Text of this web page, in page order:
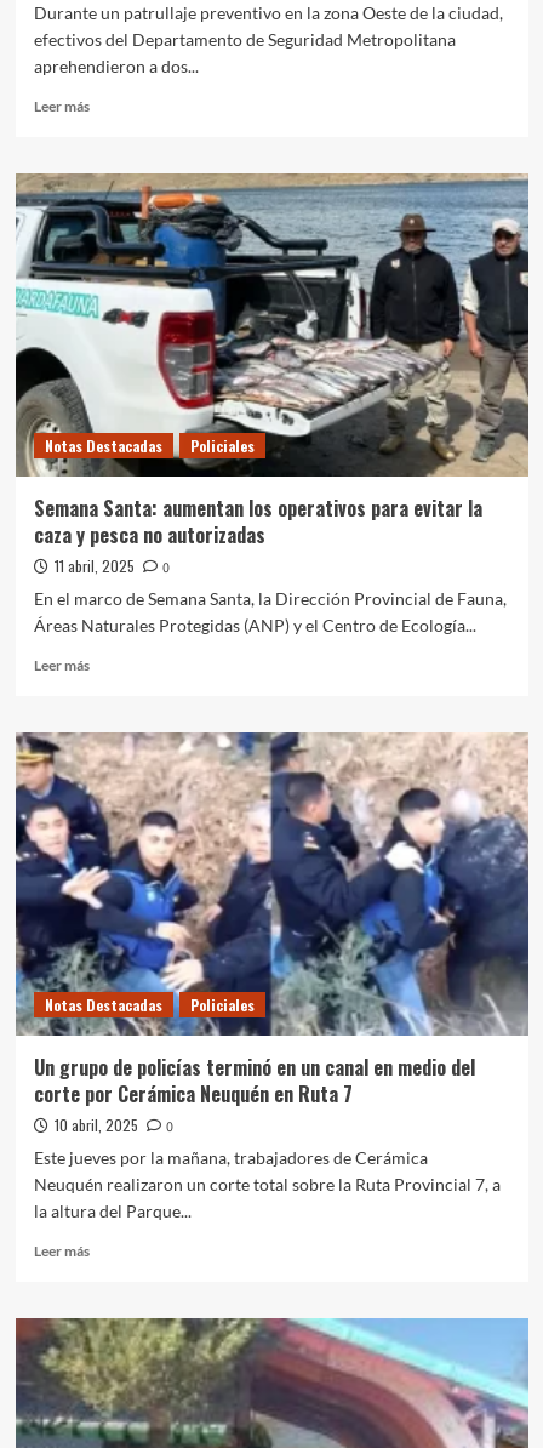
Durante un patrullaje preventivo en la zona Oeste de la ciudad,
efectivos del Departamento de Seguridad Metropolitana
aprehendieron a dos...
Leer másLeer
Control
policial
en
la
zona
Oeste:
secuestran
dos
menores
Notas Destacadas Policiales
Semana Santa: aumentan los operativos para evitar la
caza y pesca no autorizadas
11 abril, 2025
0
En el marco de Semana Santa, la Dirección Provincial de Fauna,
Áreas Naturales Protegidas (ANP) y el Centro de Ecología...
Leer másLeer
Semana
Santa:
aumentan
los
operativos
para
evitar
la
caza
y
pesca
no
autorizadas
Notas Destacadas Policiales
Un grupo de policías terminó en un canal en medio del
corte por Cerámica Neuquén en Ruta 7
10 abril, 2025
0
Este jueves por la mañana, trabajadores de Cerámica
Neuquén realizaron un corte total sobre la Ruta Provincial 7, a
la altura del Parque...
Leer másLeer
Un
grupo
de
policías
terminó
en